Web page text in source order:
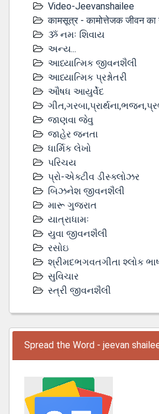
Video-Jeevanshailee
कामसूत्र - कामोत्तेजक जीवन का
ૐ નમઃ શિવાય
અન્ય...
આધ્યાત્મિક જીવનશૈલી
આધ્યાત્મિક પ્રશ્નોતરી
ઔષધ આયુર્વેદ
જાણવા જેવુ
જાહેર જનતા
ધાર્મિક લેખો
પરિચય
પ્રો-એક્ટીવ ડીસ્‍ક્લોઝર
બિઝનેશ જીવનશૈલી
મારૂ ગુજરાત
યાત્રાધામઃ
યુવા જીવનશૈલી
રસોઇ
શ્રીમદભગવતગીતા શ્લોક
સુવિચાર
સ્ત્રી જીવનશૈલી
Spread the Word - jeevan